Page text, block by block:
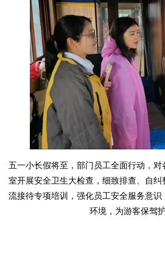
五一小长假将至，部门员工全面行动，
室开展安全卫生大检查，细致排查、自
流接待专项培训，强化员工安全服务意
环境，为游客保驾护